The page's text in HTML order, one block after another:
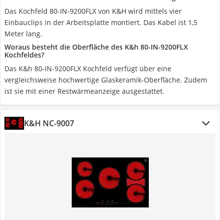
Das Kochfeld 80-IN-9200FLX von K&H wird mittels vier
Einbauclips in der Arbeitsplatte montiert. Das Kabel ist 1,5
Meter lang.
Woraus besteht die Oberfläche des K&h 80-IN-9200FLX
Kochfeldes?
Das K&h 80-IN-9200FLX Kochfeld verfügt über eine
vergleichsweise hochwertige Glaskeramik-Oberfläche. Zudem
ist sie mit einer Restwärmeanzeige ausgestattet.
K&H ‎NC-9007